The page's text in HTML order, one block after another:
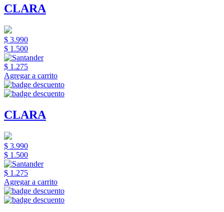
CLARA
$ 3.990
$ 1.500
$ 1.275
Agregar a carrito
CLARA
$ 3.990
$ 1.500
$ 1.275
Agregar a carrito